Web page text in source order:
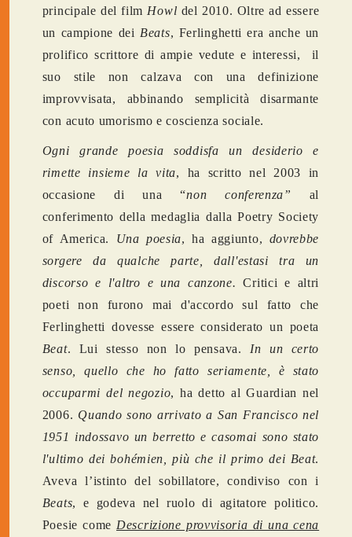
principale del film Howl del 2010. Oltre ad essere
un campione dei Beats, Ferlinghetti era anche un
prolifico scrittore di ampie vedute e interessi, il
suo stile non calzava con una definizione
improvvisata, abbinando semplicità disarmante
con acuto umorismo e coscienza sociale.
Ogni grande poesia soddisfa un desiderio e
rimette insieme la vita, ha scritto nel 2003 in
occasione di una “non conferenza”
al
conferimento della medaglia dalla Poetry Society
of America. Una poesia, ha aggiunto, dovrebbe
sorgere da qualche parte, dall'estasi tra un
discorso e l'altro e una canzone. Critici e altri
poeti non furono mai d'accordo sul fatto che
Ferlinghetti dovesse essere considerato un poeta
Beat. Lui stesso non lo pensava. In un certo
senso, quello che ho fatto seriamente, è stato
occuparmi del negozio, ha detto al Guardian nel
2006. Quando sono arrivato a San Francisco nel
1951 indossavo un berretto e casomai sono stato
l'ultimo dei bohémien, più che il primo dei Beat.
Aveva l’istinto del sobillatore, condiviso con i
Beats, e godeva nel ruolo di agitatore politico.
Poesie come Descrizione provvisoria di una cena